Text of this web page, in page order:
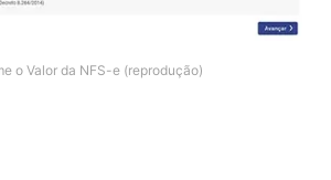
o Valor da NFS-e (reprodução)